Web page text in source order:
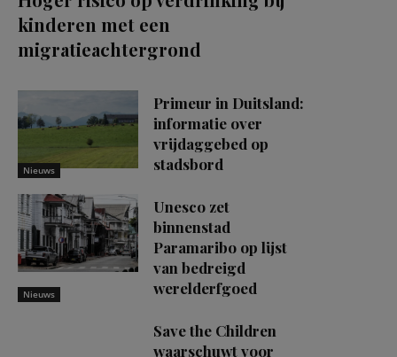
kinderen met een
migratieachtergrond
Nieuws
Primeur in Duitsland:
informatie over
vrijdaggebed op
stadsbord
Nieuws
Unesco zet
binnenstad
Paramaribo op lijst
van bedreigd
werelderfgoed
Save the Children
waarschuwt voor